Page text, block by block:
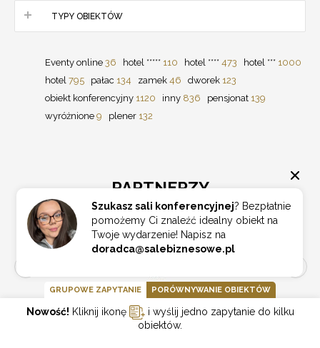
TYPY OBIEKTÓW
Eventy online 36 hotel ***** 110 hotel **** 473 hotel *** 1000
hotel 795 pałac 134 zamek 46 dworek 123
obiekt konferencyjny 1120 inny 836 pensjonat 139
wyróżnione 9 plener 132
PARTNERZY
Szukasz sali konferencyjnej? Bezpłatnie
pomożemy Ci znaleźć idealny obiekt na
Twoje wydarzenie! Napisz na
doradca@salebiznesowe.pl
GRUPOWE ZAPYTANIE PORÓWNYWANIE OBIEKTÓW
Nowość! Kliknij ikonę
i wyślij jedno zapytanie do kilku
obiektów.